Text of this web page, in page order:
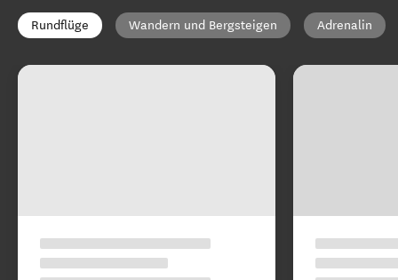
Rundflüge Wandern und Bergsteigen Adrenalin